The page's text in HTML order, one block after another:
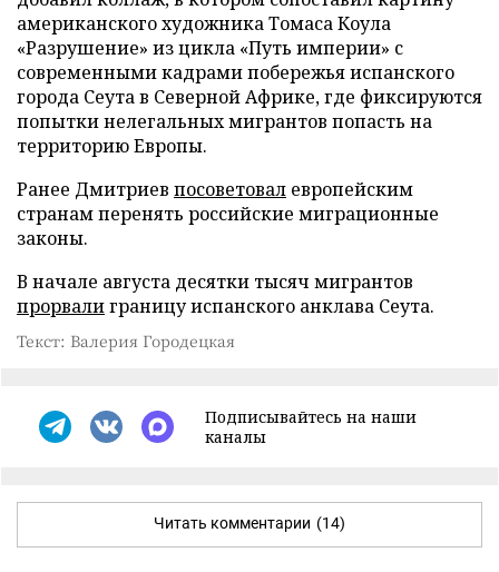
американского художника Томаса Коула
«Разрушение» из цикла «Путь империи» с
современными кадрами побережья испанского
города Сеута в Северной Африке, где фиксируются
попытки нелегальных мигрантов попасть на
территорию Европы.
Ранее Дмитриев посоветовал европейским
странам перенять российские миграционные
законы.
В начале августа десятки тысяч мигрантов
прорвалиграницу испанского анклава Сеута.
Текст: Валерия Городецкая
Подписывайтесь на наши
каналы
Читать комментарии (14)